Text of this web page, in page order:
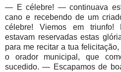
— E célebre! — continuava
cano e recebendo de um
célebre! Viemos em
estavam reservadas estas
para me recitar a tua
o orador municipal, que
sucedido. — Escapamos de